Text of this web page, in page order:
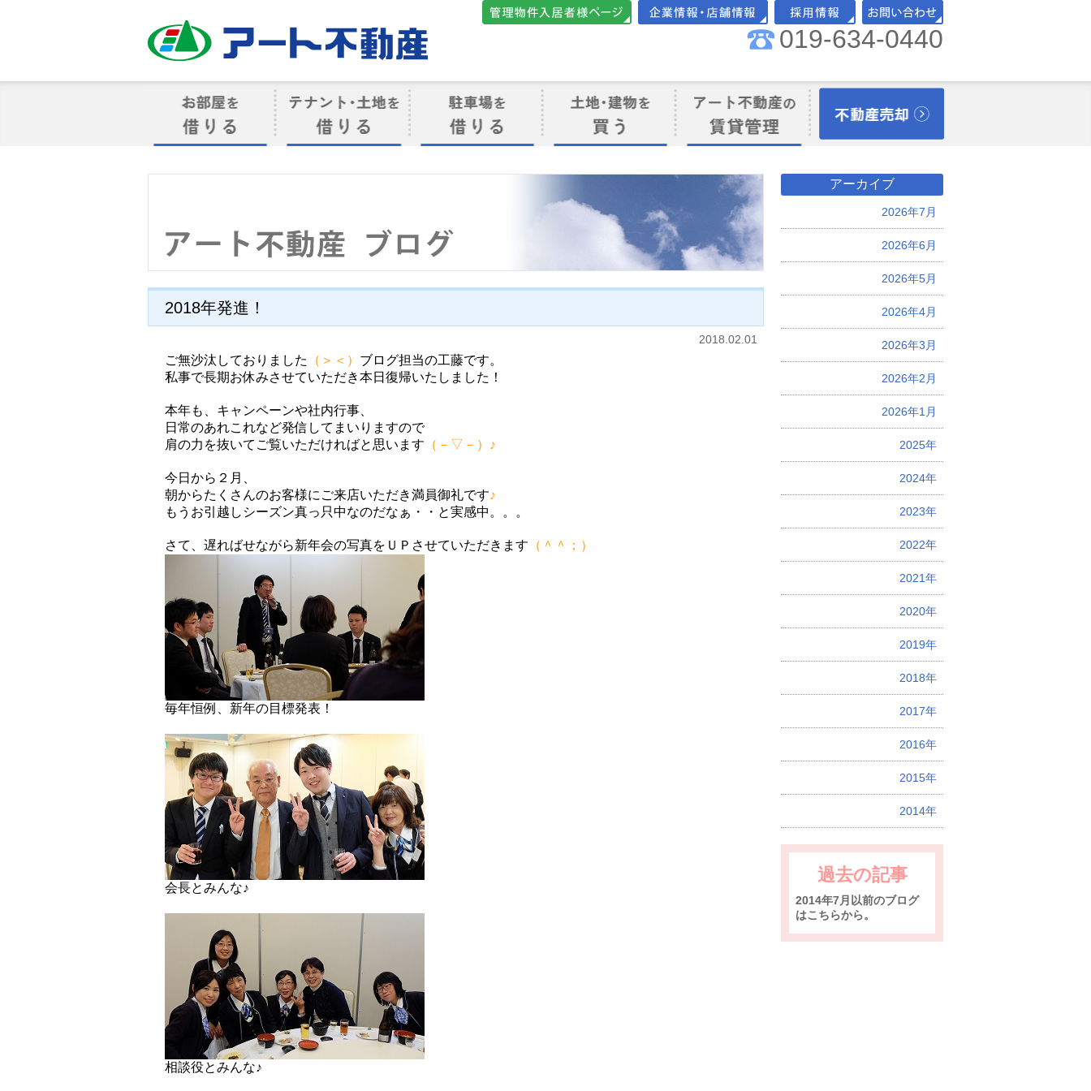
会社案内・店舗情報 採用情報 お問い合わせ
019-634-0440
け
2018年発進！
2018.02.01
ご無沙汰しておりました （＞＜） ブログ担当の工藤です。
私事で長期お休みさせていただき本日復帰いたしました！
本年も、キャンペーンや社内行事、
日常のあれこれなど発信してまいりますので
肩の力を抜いてご覧いただければと思います （－▽－）♪
今日から２月、
朝からたくさんのお客様にご来店いただき満員御礼です♪
もうお引越しシーズン真っ只中なのだなぁ・・と実感中。。。
さて、遅ればせながら新年会の写真をＵＰさせていただきます （＾＾；）
毎年恒例、新年の目標発表！
会長とみんな♪
相談役とみんな♪
アーカイブ
2026年7月
2026年6月
2026年5月
2026年4月
2026年3月
2026年2月
2026年1月
2025年
2024年
2023年
2022年
2021年
2020年
2019年
2018年
2017年
2016年
2015年
2014年
過去の記事
2014年7月以前のブログ
はこちらから。